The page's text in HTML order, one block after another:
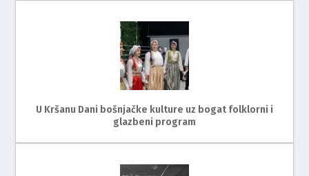
U Kršanu Dani bošnjačke kulture uz bogat folklorni i
glazbeni program